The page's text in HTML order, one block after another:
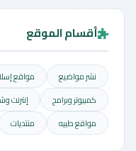
أقسام الموقع
نشر مواضيع مواقع
كمبيوتر وبرامج
إنترنت
مواقع طبيه
منتديات